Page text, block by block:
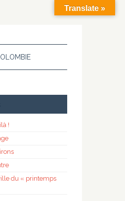
!
du « printemps
Translate »